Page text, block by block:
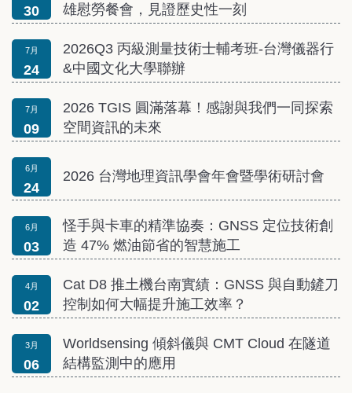
30
雄慰勞餐會，見證歷史性一刻
7月
24
2026Q3 丙級測量技術士輔考班-台灣儀器行
&中國文化大學聯辦
7月
09
2026 TGIS 圓滿落幕！感謝與我們一同探索
空間資訊的未來
6月
24
2026 台灣地理資訊學會年會暨學術研討會
6月
03
怪手與卡車的精準協奏：GNSS 定位技術創
造 47% 燃油節省的智慧施工
4月
02
Cat D8 推土機台南實績：GNSS 與自動鏟刀
控制如何大幅提升施工效率？
3月
06
Worldsensing 傾斜儀與 CMT Cloud 在隧道
結構監測中的應用